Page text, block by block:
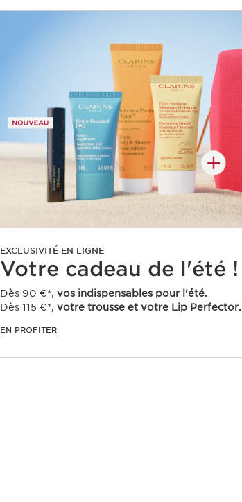
EXCLUSIVITÉ EN LIGNE
Votre cadeau de l'été !
Dès 90 €*, vos indispensables pour l'été.
Dès 115 €*, votre trousse et votre Lip Perfector.
EN PROFITER